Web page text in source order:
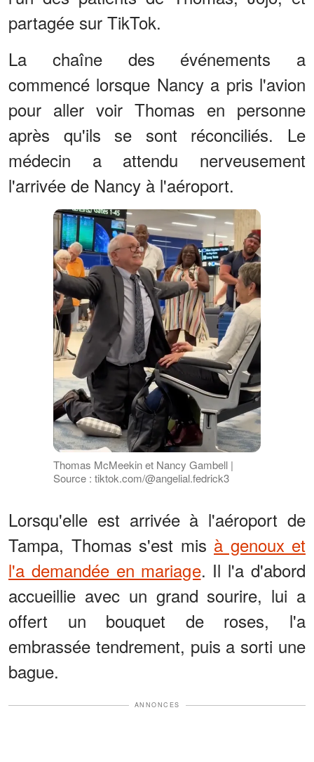
partagée sur TikTok.
La chaîne des événements a
commencé lorsque Nancy a pris l'avion
pour aller voir Thomas en personne
après qu'ils se sont réconciliés. Le
médecin a attendu nerveusement
l'arrivée de Nancy à l'aéroport.
Thomas McMeekin et Nancy Gambell |
Source : tiktok.com/@angelial.fedrick3
Lorsqu'elle est arrivée à l'aéroport de
Tampa, Thomas s'est mis à genoux et
l'a demandée en mariage. Il l'a d'abord
accueillie avec un grand sourire, lui a
offert un bouquet de roses, l'a
embrassée tendrement, puis a sorti une
bague.
ANNONCES